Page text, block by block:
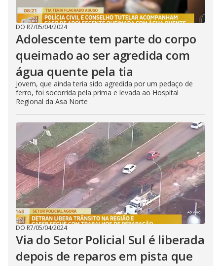
DO R7/05/04/2024
Adolescente tem parte do corpo
queimado ao ser agredida com
água quente pela tia
Jovem, que ainda teria sido agredida por um pedaço de
ferro, foi socorrida pela prima e levada ao Hospital
Regional da Asa Norte
DO R7/05/04/2024
Via do Setor Policial Sul é liberada
depois de reparos em pista que